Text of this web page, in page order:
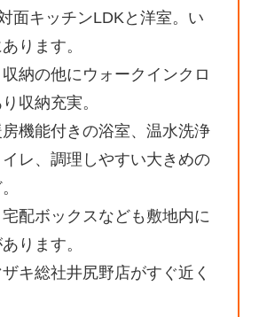
面キッチンLDKと洋室。い
ります。
納の他にウォークインクロ
収納充実。
機能付きの浴室、温水洗浄
レ、調理しやすい大きめの
配ボックスなども敷地内に
ります。
キ総社井尻野店がすぐ近く